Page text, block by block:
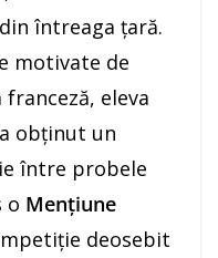
întreaga țară.
motivate de
eleva
obținut un
între probele
o Mențiune
deosebit